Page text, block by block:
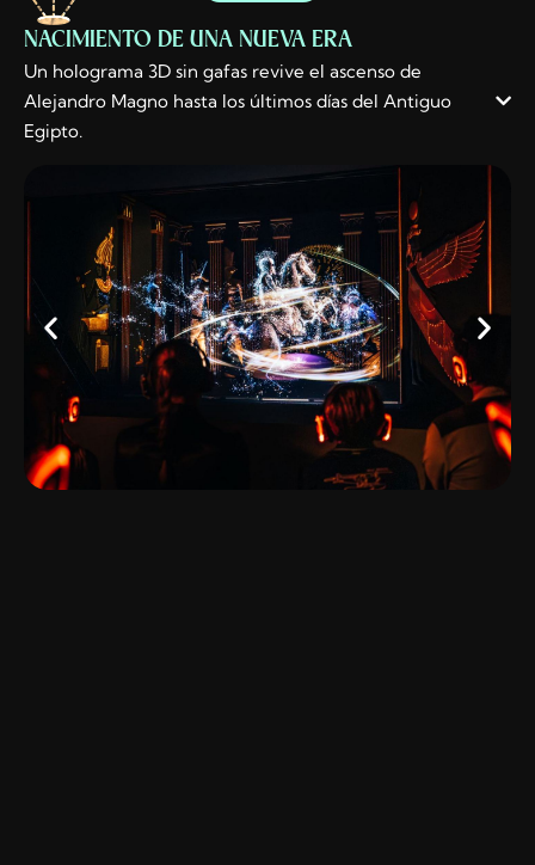
NACIMIENTO DE UNA NUEVA ERA
Un holograma 3D sin gafas revive el ascenso de
Alejandro Magno hasta los últimos días del Antiguo
Egipto.